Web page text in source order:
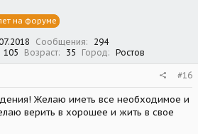
на форуме
Сообщения
294
105 Возраст 35 Город Ростов
#16
Желаю иметь все необходимое и
верить в хорошее и жить в свое